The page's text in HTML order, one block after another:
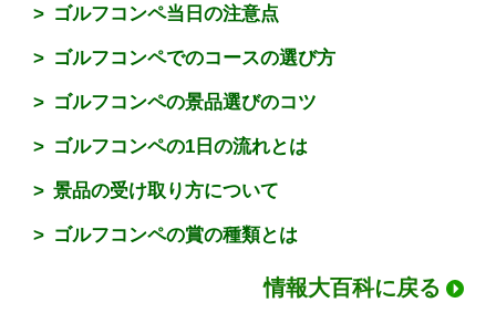
ゴルフコンペ当日の注意点
ゴルフコンペでのコースの選び方
ゴルフコンペの景品選びのコツ
ゴルフコンペの1日の流れとは
景品の受け取り方について
ゴルフコンペの賞の種類とは
情報大百科に戻る